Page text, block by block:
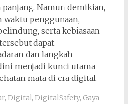
Namun demikian,
waktu penggunaan,
serta kebiasaan
dapat
dan langkah
menjadi kunci utama
mata di era digital.
, Digital, DigitalSafety, Gaya